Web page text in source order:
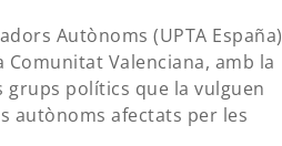
Autònoms (UPTA España)
Valenciana, amb la
polítics que la vulguen
autònoms afectats per les